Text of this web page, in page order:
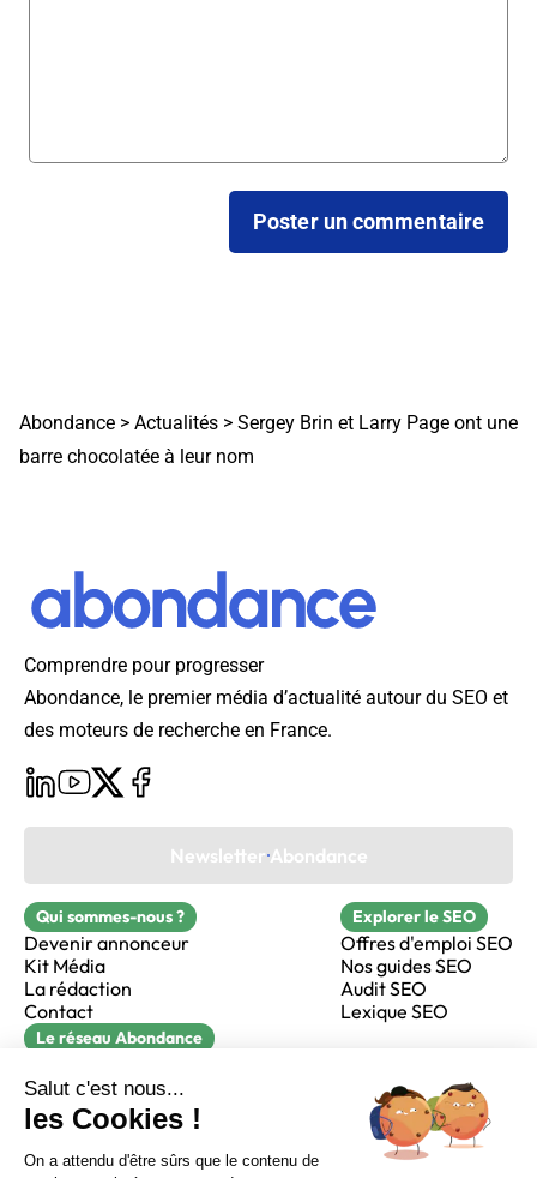
Sur LinkedIn Sur Youtube
Abondance > Actualités > Sergey Brin et Larry Page ont une
barre chocolatée à leur nom
Comprendre pour progresser
Abondance, le premier média d’actualité autour du SEO et
des moteurs de recherche en France.
Newsletter Abondance
Qui sommes-nous ?
Devenir annonceur
Kit Média
La rédaction
Contact
Explorer le SEO
Offres d'emploi SEO
Nos guides SEO
Audit SEO
Lexique SEO
Le réseau Abondance
Réacteur
alfie formation